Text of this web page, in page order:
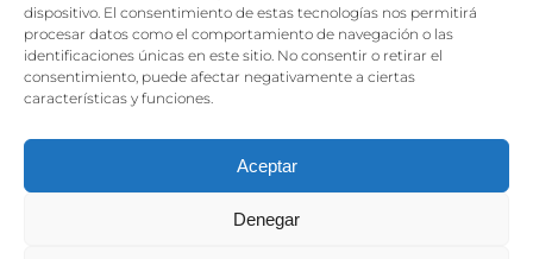
dispositivo. El consentimiento de estas tecnologías nos permitirá
procesar datos como el comportamiento de navegación o las
identificaciones únicas en este sitio. No consentir o retirar el
consentimiento, puede afectar negativamente a ciertas
características y funciones.
Aceptar
Denegar
independiente: Fundación Dfa reclama un
impulso decidido a la inclusión laboral de las
personas con discapacidad
Clown, circo y magia: el Jardín de las Artes
de julio con su segundo “Festival